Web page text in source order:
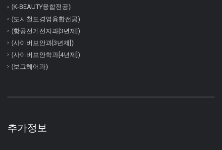
(K-BEAUTY융합전공)
(도시철도경영융합전공)
(항공전기전자과[3년제])
(사이버보안과[3년제])
(사이버보안학과[4년제])
(보그헤어과)
추가정보